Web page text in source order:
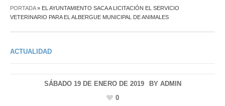
PORTADA» EL AYUNTAMIENTO SACA A LICITACIÓN EL SERVICIO
VETERINARIO PARA EL ALBERGUE MUNICIPAL DE ANIMALES
ACTUALIDAD
SÁBADO 19 DE ENERO DE 2019 BY ADMIN
0